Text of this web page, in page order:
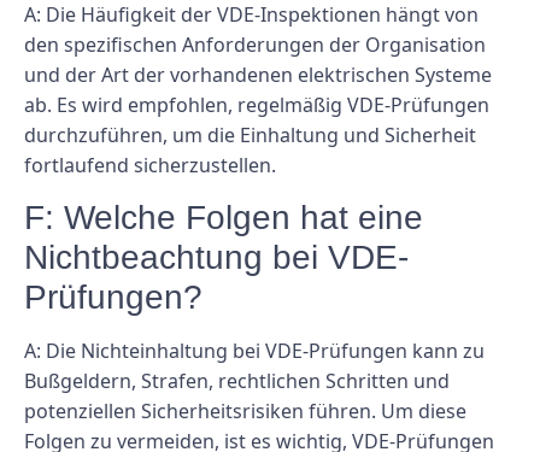
A: Die Häufigkeit der VDE-Inspektionen hängt von
den spezifischen Anforderungen der Organisation
und der Art der vorhandenen elektrischen Systeme
ab. Es wird empfohlen, regelmäßig VDE-Prüfungen
durchzuführen, um die Einhaltung und Sicherheit
fortlaufend sicherzustellen.
F: Welche Folgen hat eine
Nichtbeachtung bei VDE-
Prüfungen?
A: Die Nichteinhaltung bei VDE-Prüfungen kann zu
Bußgeldern, Strafen, rechtlichen Schritten und
potenziellen Sicherheitsrisiken führen. Um diese
Folgen zu vermeiden, ist es wichtig, VDE-Prüfungen